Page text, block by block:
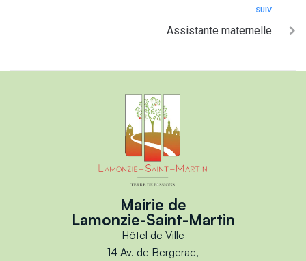
SUIV
Assistante maternelle
Mairie de
Lamonzie-Saint-Martin
Hôtel de Ville
14 Av. de Bergerac,